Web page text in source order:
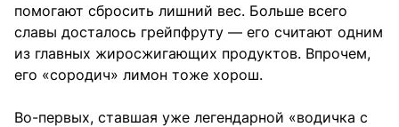
помогают сбросить лишний вес. Больше всего
славы досталось грейпфруту — его считают одним
из главных жиросжигающих продуктов. Впрочем,
его «сородич» лимон тоже хорош.
Во-первых, ставшая уже легендарной «водичка с